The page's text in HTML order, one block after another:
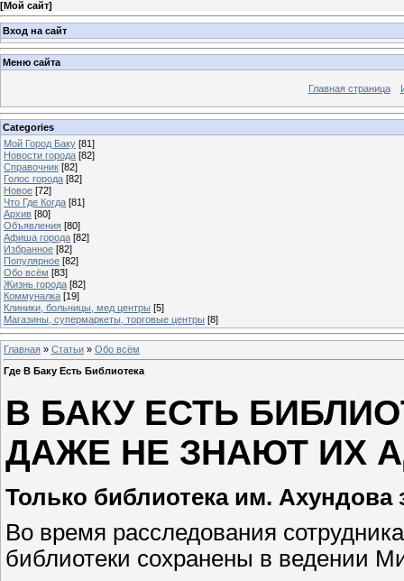
[Мой сайт]
Вход на сайт
Меню сайта
Главная страница
Categories
Мой Город Баку [81]
Новости города [82]
Справочник [82]
Голос города [82]
Новое [72]
Что Где Когда [81]
Архив [80]
Объявления [80]
Афиша города [82]
Избранное [82]
Популярное [82]
Обо всём [83]
Жизнь города [82]
Коммуналка [19]
Клиники, больницы, мед центры [5]
Магазины, супермаркеты, торговые центры [8]
Главная » Статьи » Обо всём
Где В Баку Есть Библиотека
В БАКУ ЕСТЬ
ДАЖЕ НЕ ЗНАЮТ ИХ
Только библиотека им. Ахундова
Во время расследования
библиотеки сохранены в ведении